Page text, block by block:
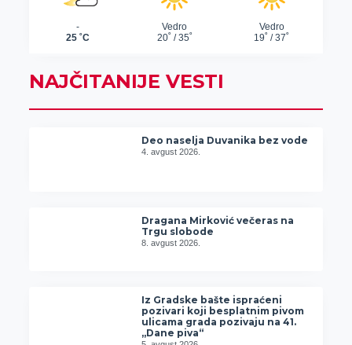
NAJČITANIJE VESTI
Deo naselja Duvanika bez vode
4. avgust 2026.
Dragana Mirković večeras na
Trgu slobode
8. avgust 2026.
Iz Gradske bašte ispraćeni
pozivari koji besplatnim pivom
ulicama grada pozivaju na 41.
„Dane piva“